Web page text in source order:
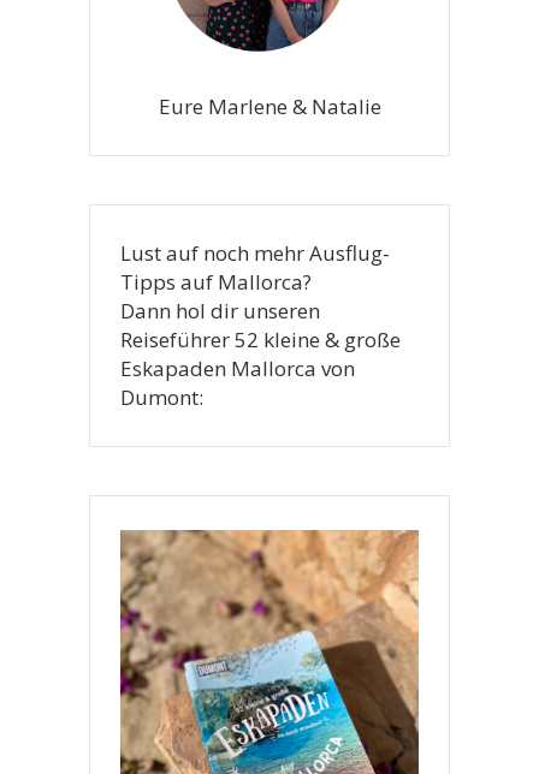
Eure Marlene & Natalie
Lust auf noch mehr Ausflug-
Tipps auf Mallorca?
Dann hol dir unseren
Reiseführer 52 kleine & große
Eskapaden Mallorca von
Dumont: